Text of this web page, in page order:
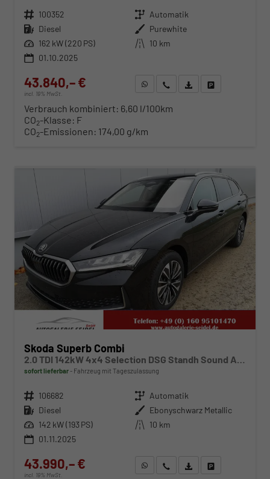
Fahrzeugnr. 100352 Getriebe Automatik
Kraftstoff Diesel Außenfarbe Purewhite
Leistung 162 kW (220 PS) Kilometerstand 10 km
01.10.2025
43.840,– €
incl. 19% MwSt.
WhatsApp anfragen
Wir rufen Sie anFahrzeugexposé (PDF)
Verbrauch kombiniert: 6,60 l/100km
CO2-Klasse: F
CO2-Emissionen: 174,00 g/km
Skoda Superb Combi
sofort lieferbar Fahrzeug mit Tageszulassung
Fahrzeugnr. 106682 Getriebe Automatik
Kraftstoff Diesel Außenfarbe Ebonyschwarz Metallic
Leistung 142 kW (193 PS) Kilometerstand 10 km
01.11.2025
43.990,– €
incl. 19% MwSt.
WhatsApp anfragen
Wir rufen Sie anFahrzeugexposé (PDF)